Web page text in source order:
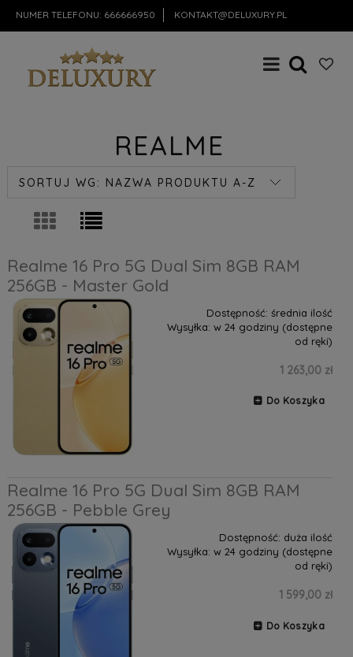
NUMER TELEFONU: 666666950 KONTAKT@DELUXURY.PL
REALME
SORTUJ WG: NAZWA PRODUKTU A-Z
Realme 16 Pro 5G Dual Sim 8GB RAM
256GB - Master Gold
Dostępność: średnia ilość
Wysyłka: w 24 godziny (dostępne
od ręki)
1 263,00 zł
Do Koszyka
Realme 16 Pro 5G Dual Sim 8GB RAM
256GB - Pebble Grey
Dostępność: duża ilość
Wysyłka: w 24 godziny (dostępne
od ręki)
1 599,00 zł
Do Koszyka